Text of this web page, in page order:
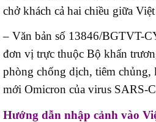
chở khách cả hai chiều giữa
– Văn bản số 13846/BGTVT-
đơn vị trực thuộc Bộ khẩn
phòng chống dịch, tiêm chủng,
mới Omicron của virus SARS-
Hướng dẫn nhập cảnh vào